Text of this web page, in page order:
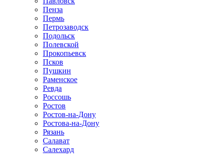
Пенза
Пермь
Петрозаводск
Подольск
Полевской
Прокопьевск
Псков
Пушкин
Раменское
Ревда
Россошь
Ростов
Ростов-на-Дону
Ростова-на-Дону
Рязань
Салават
Салехард